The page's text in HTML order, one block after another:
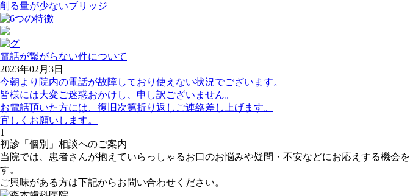
削る量が少ないブリッジ
電話が繋がらない件について
2023年02月3日
今朝より院内の電話が故障しており使えない状況でございます。
皆様には大変ご迷惑おかけし、申し訳ございません。
お電話頂いた方には、復旧次第折り返しご連絡差し上げます。
宜しくお願いします。
1
初診「個別」相談へのご案内
当院では、患者さんが抱えていらっしゃるお口のお悩みや疑問・不安などにお応えする機
す。
ご興味がある方は下記からお問い合わせください。